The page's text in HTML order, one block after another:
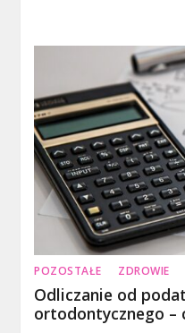
POZOSTAŁE ZDROWIE
Odliczanie od
ortodontycznego –